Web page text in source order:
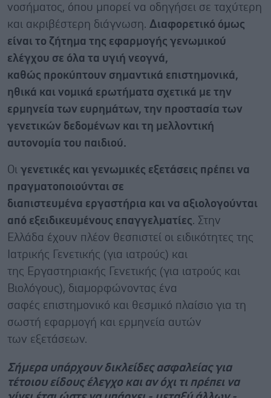
νοσήματος, όπου μπορεί να οδηγήσει σε ταχύτερη
και ακριβέστερη διάγνωση. Διαφορετικό όμως
είναι το ζήτημα της εφαρμογής γενωμικού
ελέγχου σε όλα τα υγιή νεογνά,
καθώς προκύπτουν σημαντικά επιστημονικά,
ηθικά και νομικά ερωτήματα σχετικά με την
ερμηνεία των ευρημάτων, την προστασία των
γενετικών δεδομένων και τη μελλοντική
αυτονομία του παιδιού.
Oι γενετικές και γενωμικές εξετάσεις πρέπει να
πραγματοποιούνται σε
διαπιστευμένα εργαστήρια και να αξιολογούνται
από εξειδικευμένους επαγγελματίες. Στην
Ελλάδα έχουν πλέον θεσπιστεί οι ειδικότητες της
Ιατρικής Γενετικής (για ιατρούς) και
της Εργαστηριακής Γενετικής (για ιατρούς και
Βιολόγους), διαμορφώνοντας ένα
σαφές επιστημονικό και θεσμικό πλαίσιο για τη
σωστή εφαρμογή και ερμηνεία αυτών
των εξετάσεων.
Σήμερα υπάρχουν δικλείδες ασφαλείας για
τέτοιου είδους έλεγχο και αν όχι τι πρέπει να